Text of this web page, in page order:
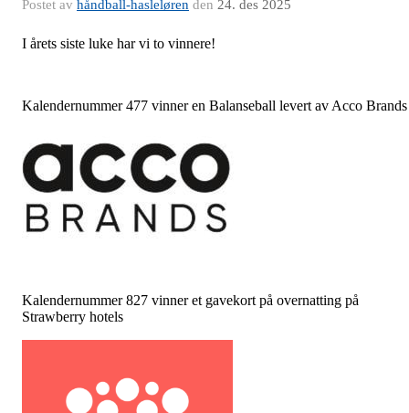
Postet av håndball-hasleløren den 24. des 2025
I årets siste luke har vi to vinnere!
Kalendernummer 477 vinner en Balanseball levert av Acco Brands
Kalendernummer 827 vinner et gavekort på overnatting på
Strawberry hotels